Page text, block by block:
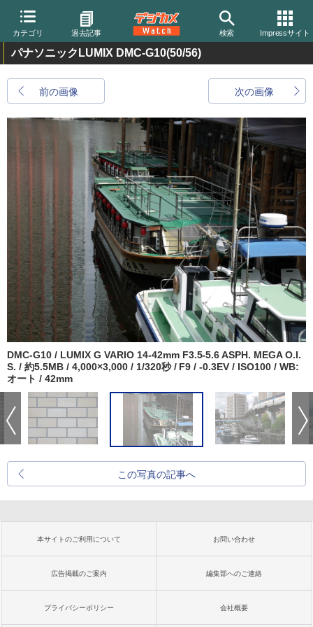
カテゴリ 過去記事 検索 Impressサイト
パナソニックLUMIX DMC-G10(50/56)
前の画像 次の画像
DMC-G10 / LUMIX G VARIO 14-42mm F3.5-5.6 ASPH. MEGA O.I.
S. / 約5.5MB / 4,000×3,000 / 1/320秒 / F9 / -0.3EV / ISO100 / WB:
オート / 42mm
この写真の記事へ
本サイトのご利用について お問い合わせ
広告掲載のご案内 編集部へのご連絡
プライバシーポリシー 会社概要